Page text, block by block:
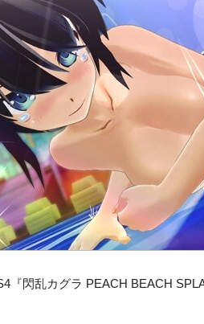
『閃乱カグラ PEACH BEACH